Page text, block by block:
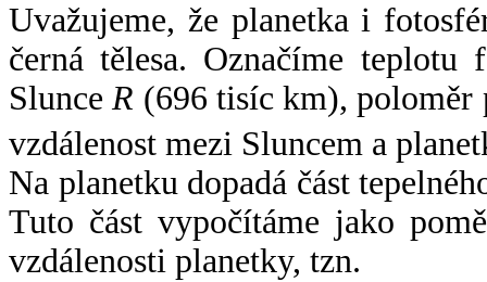
Uvažujeme, že planetka i
černá tělesa. Označíme
SlunceR (696 tisíc km),
vzdálenost mezi Sluncem a
Na planetku dopadá část
Tuto část vypočítáme jako
vzdálenosti planetky, tzn.